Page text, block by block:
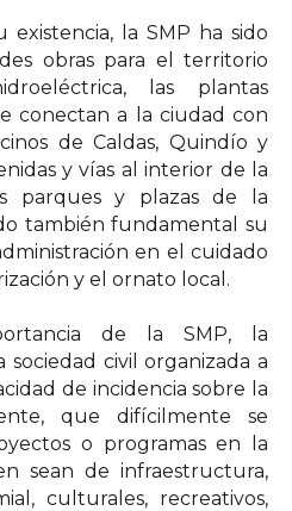
la SMP ha sido
obras para el territorio
las plantas
conectan a la ciudad con
de Caldas, Quindío y
y vías al interior de la
parques y plazas de la
también fundamental su
en el cuidado
y el ornato local.
de la SMP, la
civil organizada a
de incidencia sobre la
que difícilmente se
o programas en la
sean de infraestructura,
culturales, recreativos,